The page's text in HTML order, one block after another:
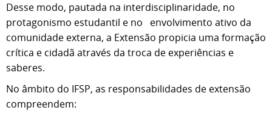
Desse modo, pautada na interdisciplinaridade, no
protagonismo estudantil e no envolvimento ativo da
comunidade externa, a Extensão propicia uma formação
crítica e cidadã através da troca de experiências e
saberes.
No âmbito do IFSP, as responsabilidades de extensão
compreendem: